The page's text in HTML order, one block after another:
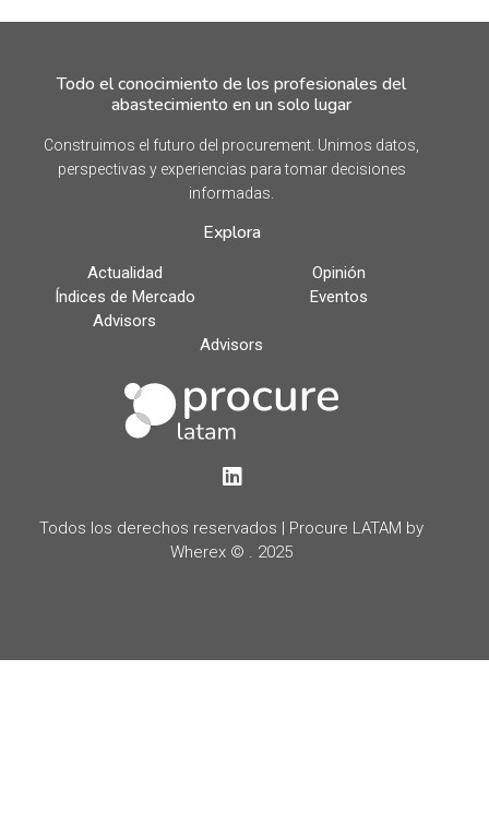
Todo el conocimiento de los profesionales del
abastecimiento en un solo lugar
Construimos el futuro del procurement. Unimos datos,
perspectivas y experiencias para tomar decisiones
informadas.
Explora
Actualidad
Opinión
Índices de Mercado
Eventos
Advisors
Advisors
LinkedIn
Todos los derechos reservados | Procure LATAM by
Wherex © . 2025